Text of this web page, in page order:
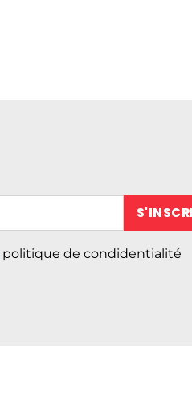
messagerie (obligatoire)
politique de condidentialité